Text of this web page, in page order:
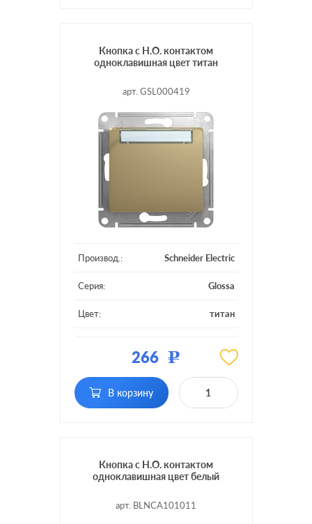
Кнопка с Н.О. контактом
одноклавишная цвет титан
арт. GSL000419
Производ.: Schneider Electric
Серия: Glossa
Цвет: титан
266 Р
В корзину
Кнопка с Н.О. контактом
одноклавишная цвет белый
арт. BLNCA101011